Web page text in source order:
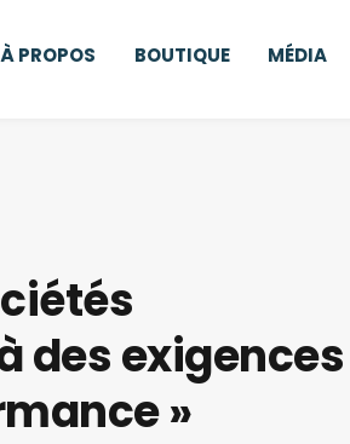
À PROPOS BOUTIQUE MÉDIA
des exigences
»